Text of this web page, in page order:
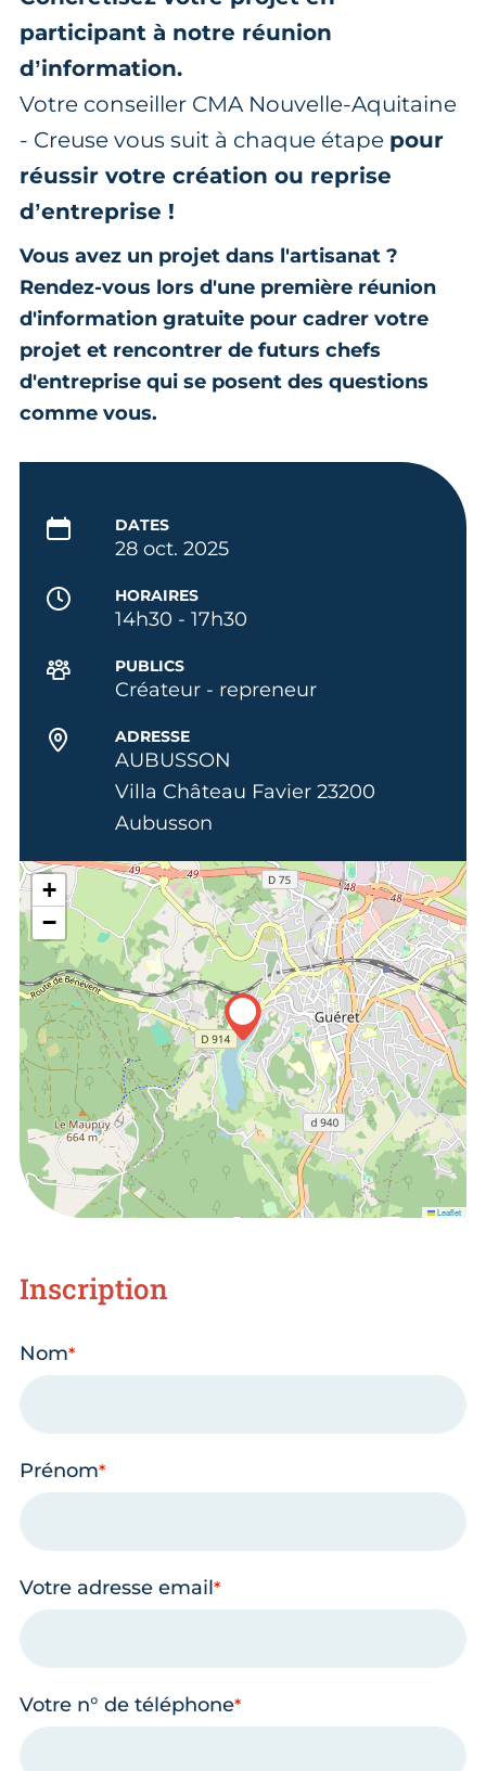
participant à notre réunion
d’information.
Votre conseiller CMA Nouvelle-Aquitaine
- Creuse vous suit à chaque étape pour
réussir votre création ou reprise
d’entreprise !
Vous avez un projet dans l'artisanat ?
Rendez-vous lors d'une première réunion
d'information gratuite pour cadrer votre
projet et rencontrer de futurs chefs
d'entreprise qui se posent des questions
comme vous.
DATES
28 oct. 2025
HORAIRES
14h30 - 17h30
PUBLICS
Créateur - repreneur
ADRESSE
AUBUSSON
Villa Château Favier 23200
Aubusson
+
−
Leaflet
Inscription
Nom
Prénom
Votre adresse email
Votre n° de téléphone